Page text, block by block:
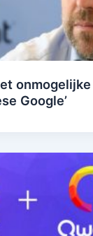
Google’